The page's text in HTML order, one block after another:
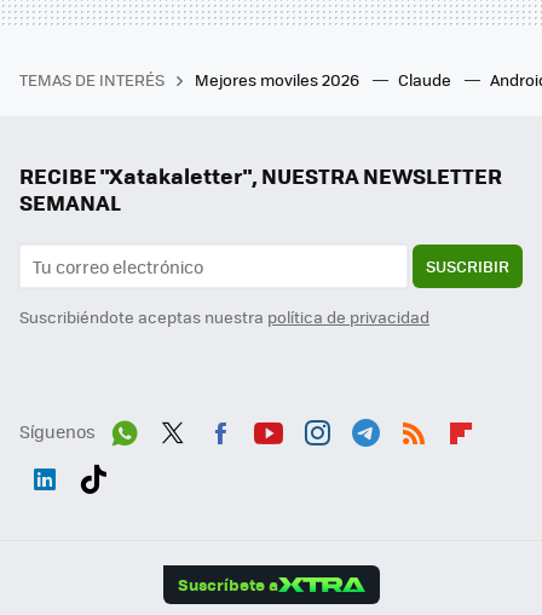
TEMAS DE INTERÉS Mejores moviles 2026 Claude
RECIBE "Xatakaletter", NUESTRA NEWSLETTER
SEMANAL
SUSCRIBIR
Suscribiéndote aceptas nuestra política de privacidad
Síguenos
Suscríbete a